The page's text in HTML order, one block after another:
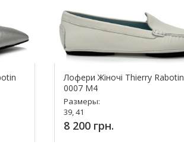
Лофери Жіночі Thierry Rabotin
0007 M4
Размеры:
39, 41
8 200 грн.